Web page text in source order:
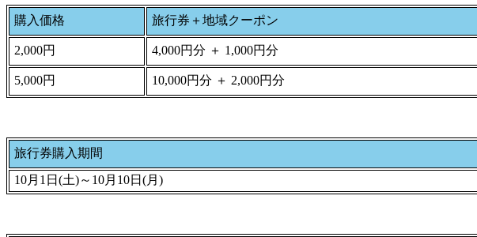
購入価格 旅行券＋地域クーポン
2,000円 4,000円分 ＋ 1,000円分
5,000円 10,000円分 ＋ 2,000円分
旅行券購入期間
10月1日(土)～10月10日(月)